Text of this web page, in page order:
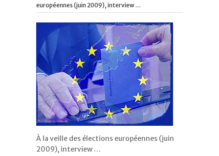
européennes (juin 2009), interview …
À la veille des élections européennes (juin
2009), interview …